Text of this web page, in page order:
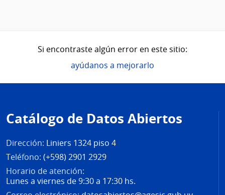
Si encontraste algún error en este sitio:
ayúdanos a mejorarlo
de
página
Catálogo de Datos Abiertos
Dirección: Liniers 1324 piso 4
Teléfono: (+598) 2901 2929
Horario de atención:
Lunes a viernes de 9:30 a 17:30 hs.